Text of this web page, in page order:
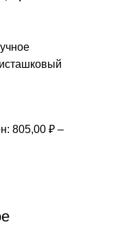
805,00 ₽ –